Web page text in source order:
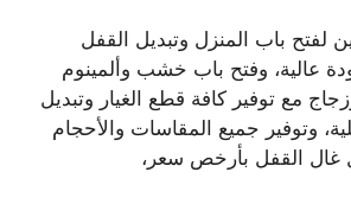
لفتح باب المنزل وتبديل القفل
عالية، وفتح باب خشب وألمينوم
مع توفير كافة قطع الغيار وتبديل
وتوفير جميع المقاسات والأحجام
غال القفل بأرخص سعر،